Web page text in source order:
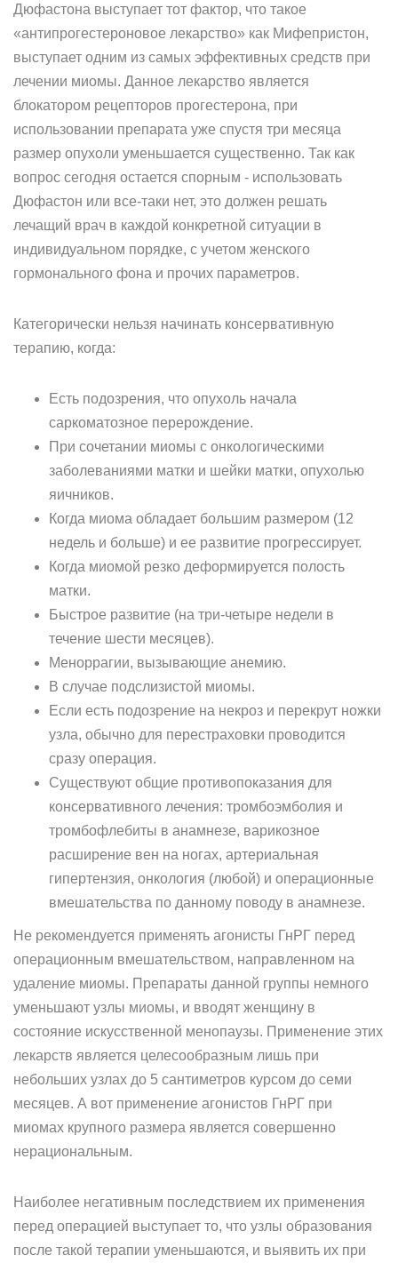
Дюфастона выступает тот фактор, что такое
«антипрогестероновое лекарство» как Мифепристон,
выступает одним из самых эффективных средств при
лечении миомы. Данное лекарство является
блокатором рецепторов прогестерона, при
использовании препарата уже спустя три месяца
размер опухоли уменьшается существенно. Так как
вопрос сегодня остается спорным - использовать
Дюфастон или все-таки нет, это должен решать
лечащий врач в каждой конкретной ситуации в
индивидуальном порядке, с учетом женского
гормонального фона и прочих параметров.
Категорически нельзя начинать консервативную
терапию, когда:
Есть подозрения, что опухоль начала
саркоматозное перерождение.
При сочетании миомы с онкологическими
заболеваниями матки и шейки матки, опухолью
яичников.
Когда миома обладает большим размером (12
недель и больше) и ее развитие прогрессирует.
Когда миомой резко деформируется полость
матки.
Быстрое развитие (на три-четыре недели в
течение шести месяцев).
Меноррагии, вызывающие анемию.
В случае подслизистой миомы.
Если есть подозрение на некроз и перекрут ножки
узла, обычно для перестраховки проводится
сразу операция.
Существуют общие противопоказания для
консервативного лечения: тромбоэмболия и
тромбофлебиты в анамнезе, варикозное
расширение вен на ногах, артериальная
гипертензия, онкология (любой) и операционные
вмешательства по данному поводу в анамнезе.
Не рекомендуется применять агонисты ГнРГ перед
операционным вмешательством, направленном на
удаление миомы. Препараты данной группы немного
уменьшают узлы миомы, и вводят женщину в
состояние искусственной менопаузы. Применение этих
лекарств является целесообразным лишь при
небольших узлах до 5 сантиметров курсом до семи
месяцев. А вот применение агонистов ГнРГ при
миомах крупного размера является совершенно
нерациональным.
Наиболее негативным последствием их применения
перед операцией выступает то, что узлы образования
после такой терапии уменьшаются, и выявить их при